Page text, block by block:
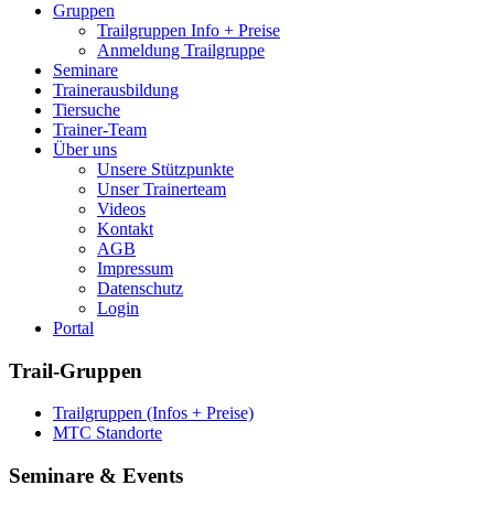
Gruppen
Trailgruppen Info + Preise
Anmeldung Trailgruppe
Seminare
Trainerausbildung
Tiersuche
Trainer-Team
Über uns
Unsere Stützpunkte
Unser Trainerteam
Videos
Kontakt
AGB
Impressum
Datenschutz
Login
Portal
Trail-Gruppen
Trailgruppen (Infos + Preise)
MTC Standorte
Seminare & Events